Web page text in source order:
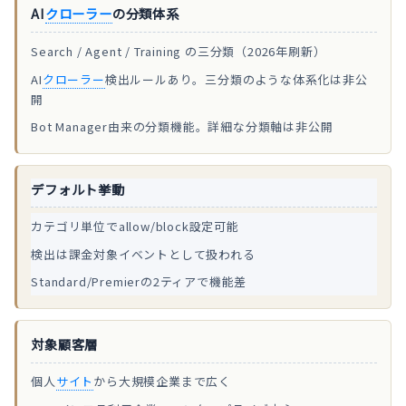
AIクローラーの分類体系
Search / Agent / Training の三分類（2026年刷新）
AIクローラー検出ルールあり。三分類のような体系化は非公
開
Bot Manager由来の分類機能。詳細な分類軸は非公開
デフォルト挙動
カテゴリ単位でallow/block設定可能
検出は課金対象イベントとして扱われる
Standard/Premierの2ティアで機能差
対象顧客層
個人サイト から大規模企業まで広く